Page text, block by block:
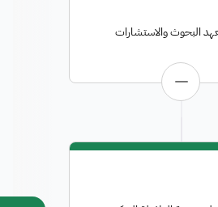
البحوث والاستشارات